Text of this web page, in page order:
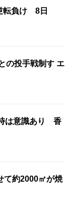
転負け 8日
の投手戦制す エ
は意識あり 香
て約2000㎡が焼